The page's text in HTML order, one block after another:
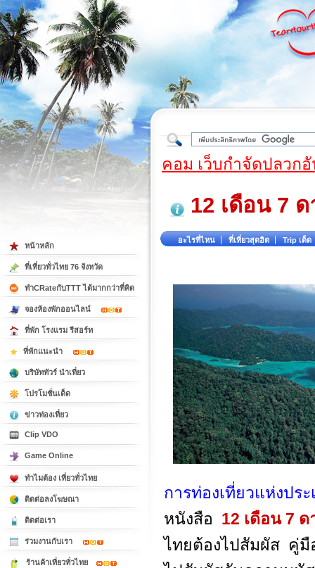
ต้
คอม เว็บกำจัดปลวก
12 เดือน 7
อะไรที่ไหน ที่เที่ยวสุดฮิต Trip เด็ด
การท่องเที่ยวแห่งปร
หนังสือ 12 เดือน 7
ไทยต้องไปสัมผัส คู่มื
หน้าหลัก
ที่เที่ยวทั่วไทย 76 จังหวัด
ทำCRateกับTTT ได้มากกว่าที่คิด
จองห้องพักออนไลน์
ที่พัก โรงแรม รีสอร์ท
ที่พักแนะนำ
บริษัททัวร์ นำเที่ยว
โปรโมชั่นเด็ด
ข่าวท่องเที่ยว
Clip VDO
Game Online
ทำไมต้อง เที่ยวทั่วไทย
ติดต่อลงโฆษณา
ติดต่อเรา
ร่วมงานกับเรา
ร้านค้าเที่ยวทั่วไทย